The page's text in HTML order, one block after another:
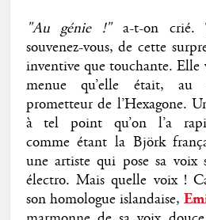
"Au génie !"a-t-on crié.
souvenez-vous, de cette
inventive que touchante. Elle
menue qu’elle était, au
prometteur de l’Hexagone.
à tel point qu’on l’a
comme étant la Björk
une artiste qui pose sa voix
électro. Mais quelle voix !
son homologue islandaise,